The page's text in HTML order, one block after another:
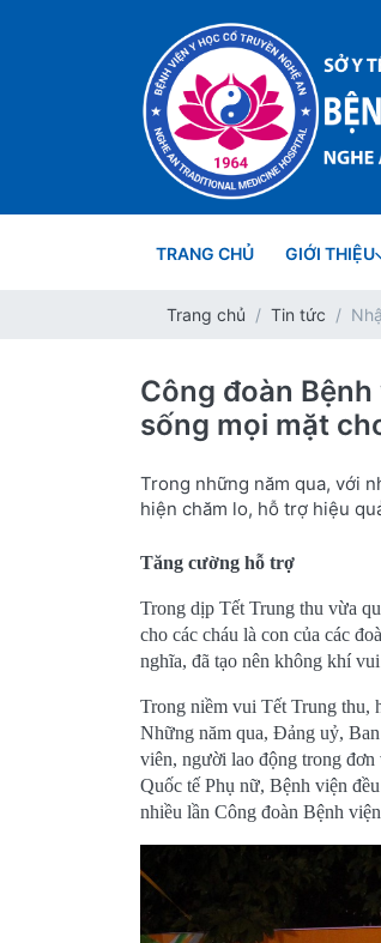
TRANG CHỦ GIỚI THIỆU
Trang chủ Tin tức
Công đoàn
sống mọi mặt
Trong những năm qua, với
hiện chăm lo, hỗ trợ hiệu
Tăng cường hỗ trợ
Trong dịp Tết Trung thu vừa
cho các cháu là con của các
nghĩa, đã tạo nên không khí
Trong niềm vui Tết Trung thu,
Những năm qua, Đảng uỷ,
viên, người lao động trong
Quốc tế Phụ nữ, Bệnh viện
nhiều lần Công đoàn Bệnh